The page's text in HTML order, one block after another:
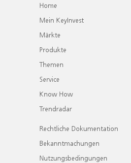
Home
Mein KeyInvest
Märkte
Produkte
Themen
Service
Know How
Trendradar
Rechtliche Dokumentation
Bekanntmachungen
Nutzungsbedingungen